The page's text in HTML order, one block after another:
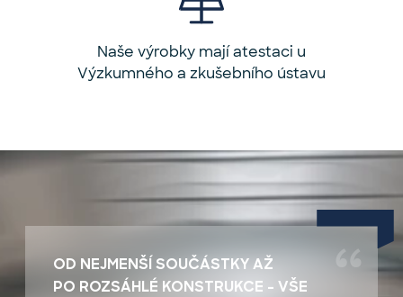
Naše výrobky mají atestaci u
Výzkumného a zkušebního ústavu
OD NEJMENŠÍ SOUČÁSTKY AŽ
PO ROZSÁHLÉ KONSTRUKCE – VŠE